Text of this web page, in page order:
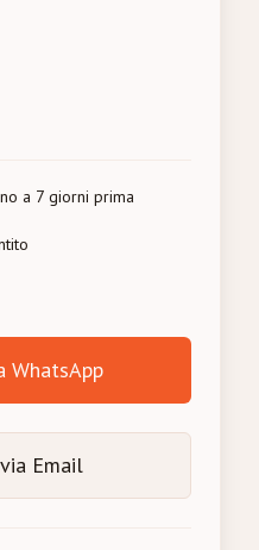
a 7 giorni prima
WhatsApp
Email